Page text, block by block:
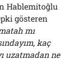
Hablemitoğlu
gösteren
mı
kaç
uzatmadan ne